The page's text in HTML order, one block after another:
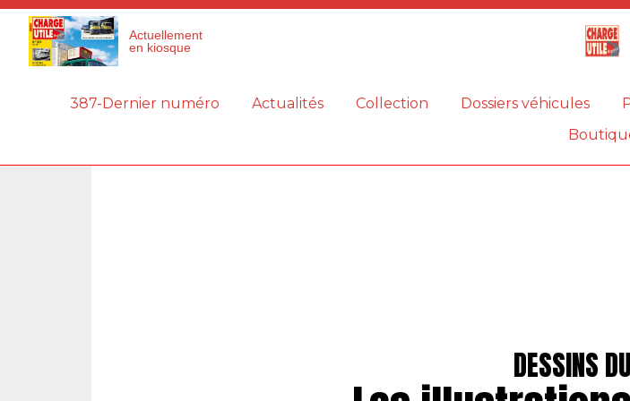
Actuellement
en kiosque
387-Dernier numéro Actualités Collection Dossiers véhicules
DESSINS
Panneau de gestion des cookies